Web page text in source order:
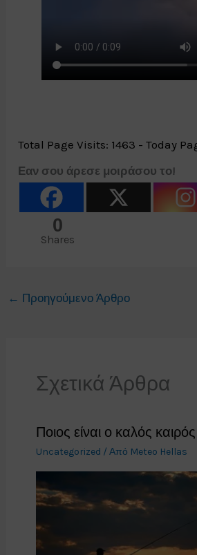
Total Page Visits: 1463 - Today
Εαν σου άρεσε μοιράσου το!
0
Shares
← Προηγούμενο Άρθρο
Σχετικά Άρθρα
Ποιος είναι ο καλός
Uncategorized / Από Meteo Hellas